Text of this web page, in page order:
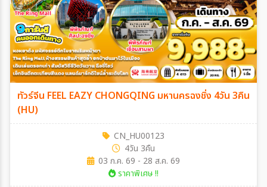
ทัวร์จีน FEEL EAZY CHONGQING มหานครฉงชิ่ง 4วัน 3คืน
(HU)
CN_HU00123
4วัน 3คืน
03 ก.ค. 69 - 28 ส.ค. 69
ราคาพิเศษ !!